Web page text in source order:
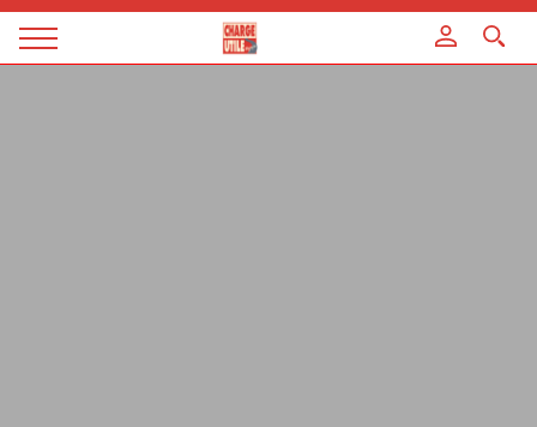
Magazine
Panneau de gestion des cookies